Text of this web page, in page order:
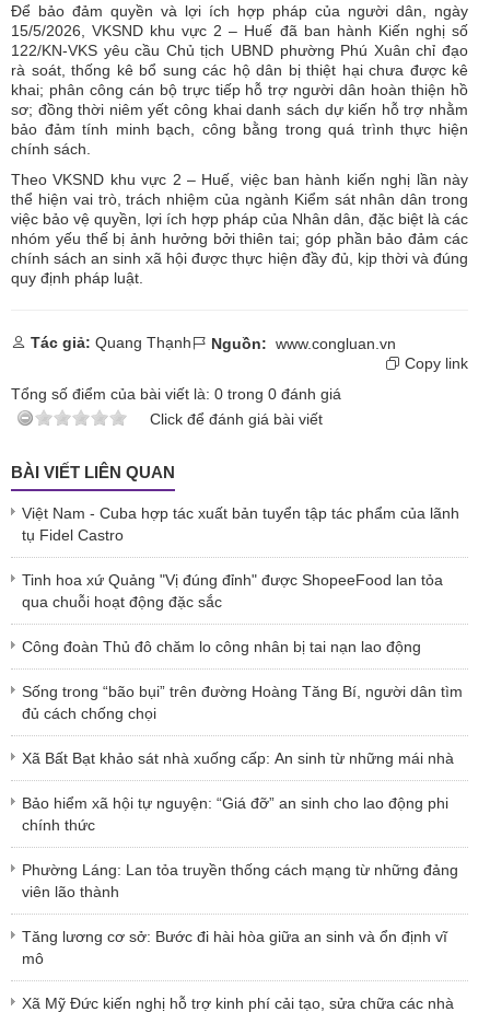
Để bảo đảm quyền và lợi ích hợp pháp của người dân, ngày
15/5/2026, VKSND khu vực 2 – Huế đã ban hành Kiến nghị số
122/KN-VKS yêu cầu Chủ tịch UBND phường Phú Xuân chỉ đạo
rà soát, thống kê bổ sung các hộ dân bị thiệt hại chưa được kê
khai; phân công cán bộ trực tiếp hỗ trợ người dân hoàn thiện hồ
sơ; đồng thời niêm yết công khai danh sách dự kiến hỗ trợ nhằm
bảo đảm tính minh bạch, công bằng trong quá trình thực hiện
chính sách.
Theo VKSND khu vực 2 – Huế, việc ban hành kiến nghị lần này
thể hiện vai trò, trách nhiệm của ngành Kiểm sát nhân dân trong
việc bảo vệ quyền, lợi ích hợp pháp của Nhân dân, đặc biệt là các
nhóm yếu thế bị ảnh hưởng bởi thiên tai; góp phần bảo đảm các
chính sách an sinh xã hội được thực hiện đầy đủ, kịp thời và đúng
quy định pháp luật.
Tác giả: Quang Thạnh Nguồn: www.congluan.vn
Copy link
Tổng số điểm của bài viết là: 0 trong 0 đánh giá
Click để đánh giá bài viết
BÀI VIẾT LIÊN QUAN
Việt Nam - Cuba hợp tác xuất bản tuyển tập tác phẩm của lãnh
tụ Fidel Castro
Tinh hoa xứ Quảng "Vị đúng đỉnh" được ShopeeFood lan tỏa
qua chuỗi hoạt động đặc sắc
Công đoàn Thủ đô chăm lo công nhân bị tai nạn lao động
Sống trong “bão bụi” trên đường Hoàng Tăng Bí, người dân tìm
đủ cách chống chọi
Xã Bất Bạt khảo sát nhà xuống cấp: An sinh từ những mái nhà
Bảo hiểm xã hội tự nguyện: “Giá đỡ” an sinh cho lao động phi
chính thức
Phường Láng: Lan tỏa truyền thống cách mạng từ những đảng
viên lão thành
Tăng lương cơ sở: Bước đi hài hòa giữa an sinh và ổn định vĩ
mô
Xã Mỹ Đức kiến nghị hỗ trợ kinh phí cải tạo, sửa chữa các nhà